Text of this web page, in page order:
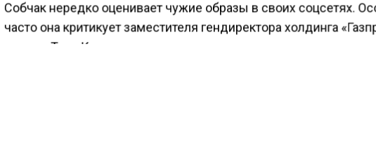
Собчак нередко оценивает чужие образы в своих соцсетях.
часто она критикует заместителя гендиректора холдинга
медиа» Тину Канделаки.